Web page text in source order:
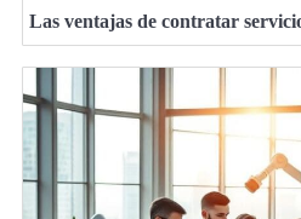
Las ventajas de contratar